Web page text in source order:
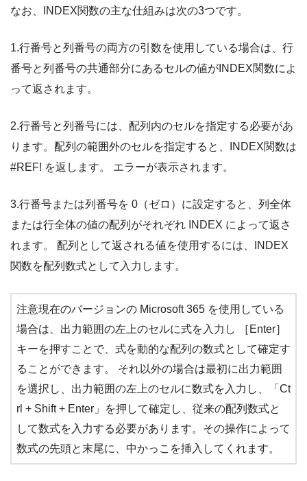
なお、INDEX関数の主な仕組みは次の3つです。
1.行番号と列番号の両方の引数を使用している場合は、行
番号と列番号の共通部分にあるセルの値がINDEX関数によ
って返されます。
2.行番号と列番号には、配列内のセルを指定する必要があ
ります。配列の範囲外のセルを指定すると、INDEX関数は
#REF! を返します。 エラーが表示されます。
3.行番号または列番号を 0（ゼロ）に設定すると、列全体
または行全体の値の配列がそれぞれ INDEX によって返さ
れます。 配列として返される値を使用するには、INDEX
関数を配列数式として入力します。
注意現在のバージョンの Microsoft 365 を使用している
場合は、出力範囲の左上のセルに式を入力し ［Enter］
キーを押すことで、式を動的な配列の数式として確定す
ることができます。 それ以外の場合は最初に出力範囲
を選択し、出力範囲の左上のセルに数式を入力し、「Ct
rl + Shift + Enter」を押して確定し、従来の配列数式と
して数式を入力する必要があります。その操作によって
数式の先頭と末尾に、中かっこを挿入してくれます。